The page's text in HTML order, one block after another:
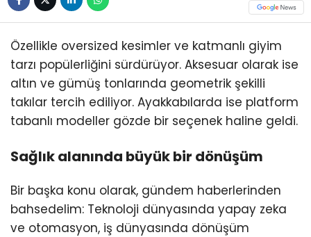
Özellikle oversized kesimler ve katmanlı giyim
tarzı popülerliğini sürdürüyor. Aksesuar olarak ise
altın ve gümüş tonlarında geometrik şekilli
takılar tercih ediliyor. Ayakkabılarda ise platform
tabanlı modeller gözde bir seçenek haline geldi.
Sağlık alanında büyük bir dönüşüm
Bir başka konu olarak, gündem haberlerinden
bahsedelim: Teknoloji dünyasında yapay zeka
ve otomasyon, iş dünyasında dönüşüm